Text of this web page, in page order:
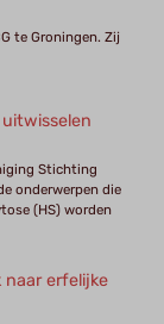
te Groningen. Zij
Stichting
onderwerpen die
(HS) worden
naar erfelijke